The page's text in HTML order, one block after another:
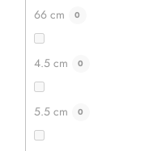
66 cm 0
4.5 cm 0
5.5 cm 0
Ein praktischer Helfer
Möglichkeit, Hosen an
den Seitenhaken